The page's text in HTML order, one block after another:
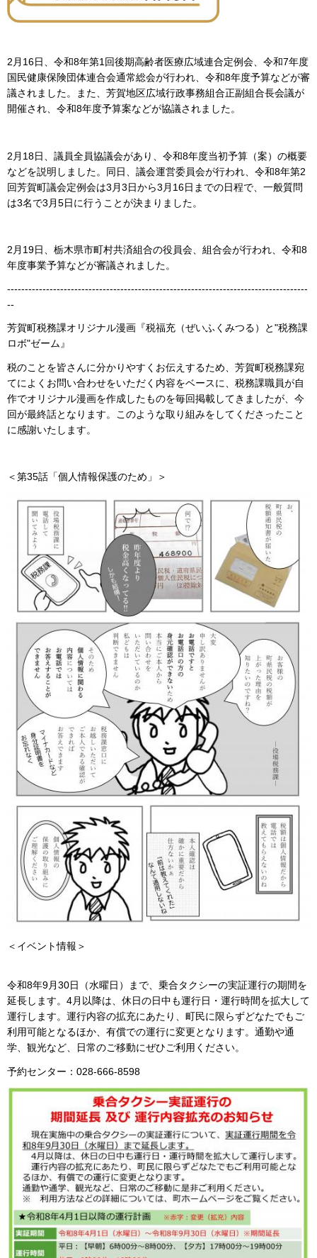
2月16日、令和8年第1回後期高齢者医療広域連合定例会、令和7年度
国民健康保険団体連合会通常総会が行われ、令和8年度予算などが審
議されました。また、芳賀地区広域行政事務組合正副組合長会議が
開催され、令和8年度予算案などが協議されました。
2月18日、議員全員協議会があり、令和8年度当初予算（案）の概要
などを説明しました。同日、議会運営委員会が行われ、令和8年第2
回芳賀町議会定例会は3月3日から3月16日までの日程で、一般質問
は3名で3月5日に行うことが決まりました。
2月19日、栃木県市町村共済組合の役員会、組合会が行われ、令和8
年度事業予算などが審議されました。
-------------------------------------------------------------------------------------
--
芳賀町税務課オリジナル漫画『税福充（ぜいふくみつる）と"税務課
ロボ"ゼーム』
税のことを皆さんに分かりやすくお伝えするため、芳賀町税務課宛
てによくお問い合わせをいただく内容をベースに、税務課職員が自
作でオリジナル漫画を作成したものを毎回掲載してきましたが、今
回が最終話となります。このような取り組みをしてくださったこと
に感謝いたします。
＜第35話「個人情報保護のため」＞
＜イベント情報＞
令和8年9月30日（水曜日）まで、乗合タクシーの実証運行の期間を
延長します。4月以降は、休日の日中も運行日・運行時間を拡大して
運行します。運行内容の拡充にあたり、町民に限らずどなたでもご
利用可能となるほか、有償での運行に変更となります。通勤や通
学、観光など、日常のご移動にぜひご利用ください。
予約センター：028-666-8598